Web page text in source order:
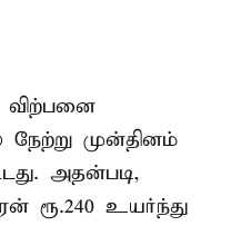
விற்பனை
முன்தினம்
அதன்படி,
ரூ.240 உயர்ந்து